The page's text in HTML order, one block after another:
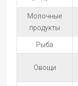
Молочные
продукты
Рыба
Овощи